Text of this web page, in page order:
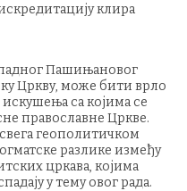
клира
Пашињановог
Цркву, може бити врло
са којима се
православне Цркве.
геополитичком
разлике између
цркава, којима
у тему овог рада.